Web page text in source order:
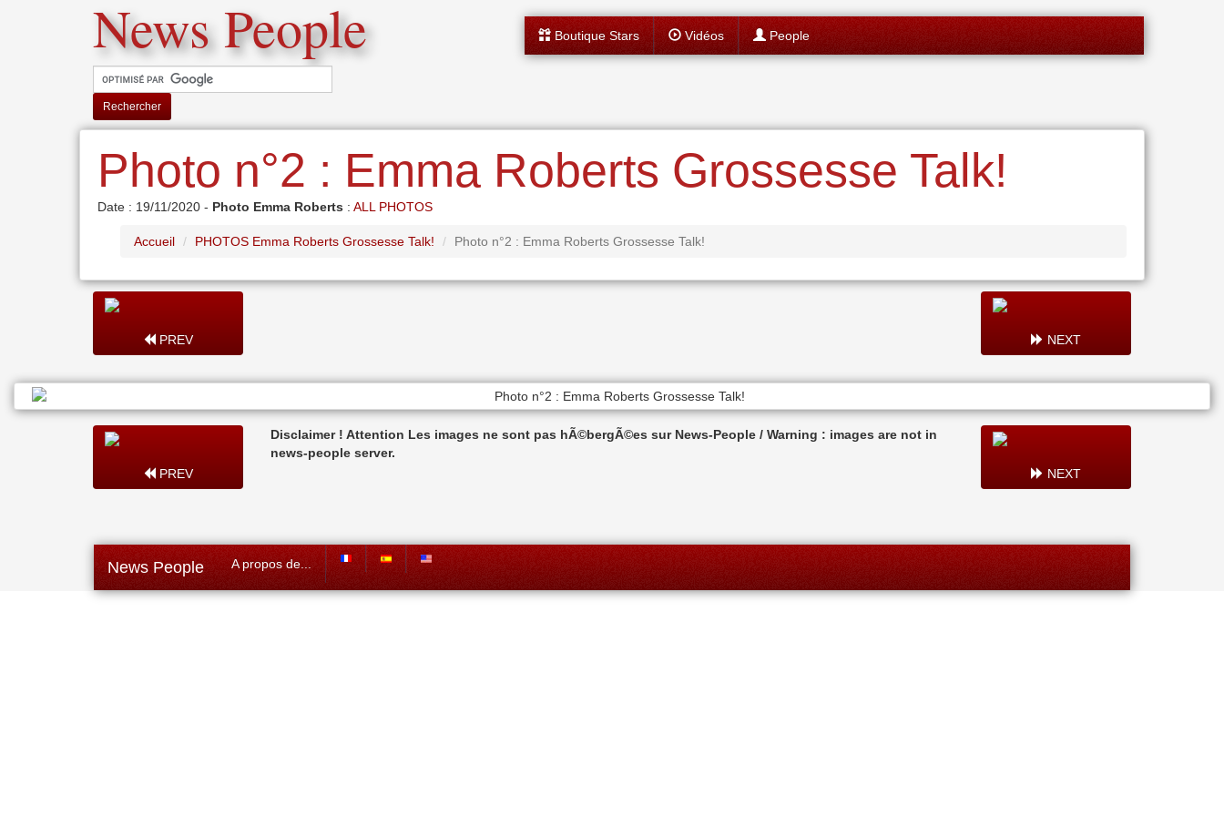
News People
Rechercher
Boutique Stars Vidéos People
Photo n°2 : Emma Roberts Grossesse Talk!
Date : 19/11/2020 - Photo Emma Roberts : ALL PHOTOS
Accueil PHOTOS Emma Roberts Grossesse Talk! Photo n°2 : Emma Roberts Grossesse Talk!
PREV NEXT
PREV
Disclaimer ! Attention Les images ne sont pas hÃ©bergÃ©es sur News-People / Warning : images are not in
news-people server.
NEXT
News People A propos de...